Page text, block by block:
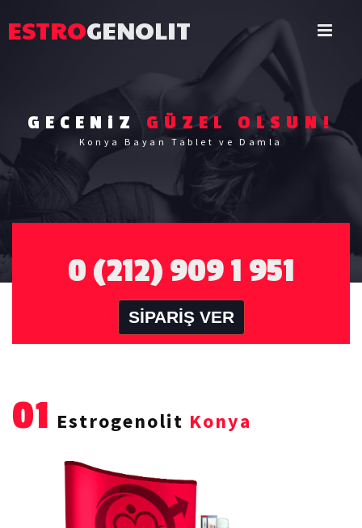
GECENiZ GÜZEL OLSUN!
Konya Bayan Tablet ve Damla
ESTROGENOLIT
0 (212) 909 1 951
SİPARİŞ VER
01 Estrogenolit Konya